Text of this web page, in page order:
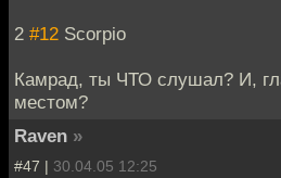
2 #12 Scorpio
Камрад, ты ЧТО слушал? И,
местом?
Raven »
#47 | 30.04.05 12:25